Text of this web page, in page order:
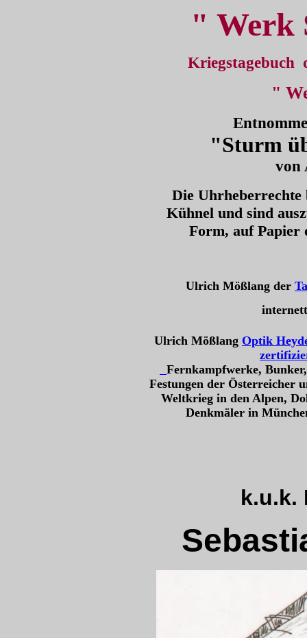
" Werk
Kriegstagebuch
"
"Sturm
von
Die Uhrheberrechte
Kühnel und sind
Form, auf Papier
Ulrich Mößlang der
Ulrich Mößlang Optik
Fernkampfwerke,
Festungen der Österreicher
Weltkrieg in den Alpen,
Denkmäler in
k.u.k.